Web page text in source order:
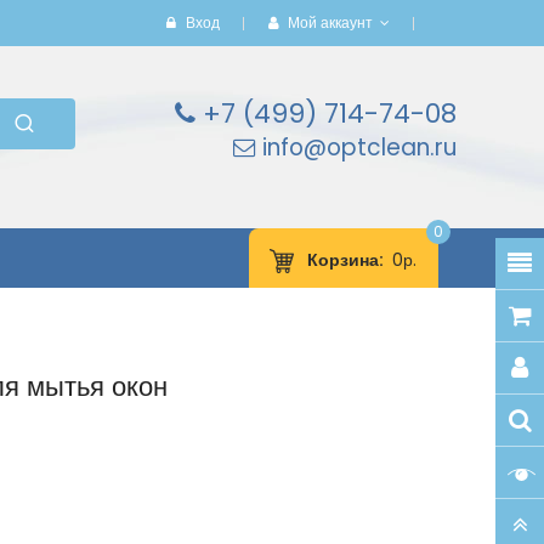
Вход Мой аккаунт
+7 (499) 714-74-08
info@optclean.ru
Корзина
0
0р.
мытья окон